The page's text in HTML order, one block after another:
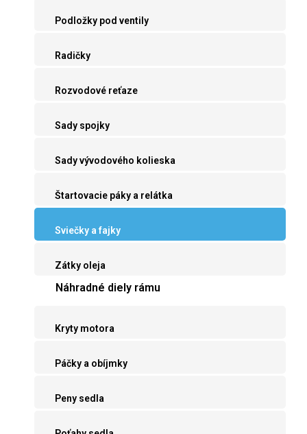
Podložky pod ventily
Radičky
Rozvodové reťaze
Sady spojky
Sady vývodového kolieska
Štartovacie páky a relátka
Sviečky a fajky
Zátky oleja
Náhradné diely rámu
Kryty motora
Páčky a obíjmky
Peny sedla